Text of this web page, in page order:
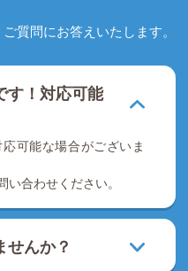
質問にお答えいたします。
す！対応可能
可能な場合がございま
い合わせください。
せんか？